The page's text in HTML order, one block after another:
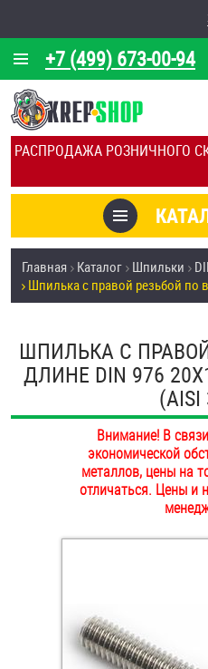
РАСПРОДАЖА РОЗНИЧНОГО
+7 (499) 673-00-94
О КОМПАНИИ
КАЛЬКУЛЯТОР
ОТЗЫВЫ
УСЛУГИ
СКИДКИ
ОПТ
ПОКУПАТЕЛЯМ
ОПЛАТА И ДОСТАВКА
НАШИ МАГАЗИНЫ
Товары со
Анкеры
Антивандальный
Заклепки (Гайки-
Главная Каталог Шпильки
Шпилька с правой резьбой по
ШПИЛЬКА С
ДЛИНЕ DIN 976
(AISI
Внимание! В
экономической
металлов, цены на
отличаться. Цены и